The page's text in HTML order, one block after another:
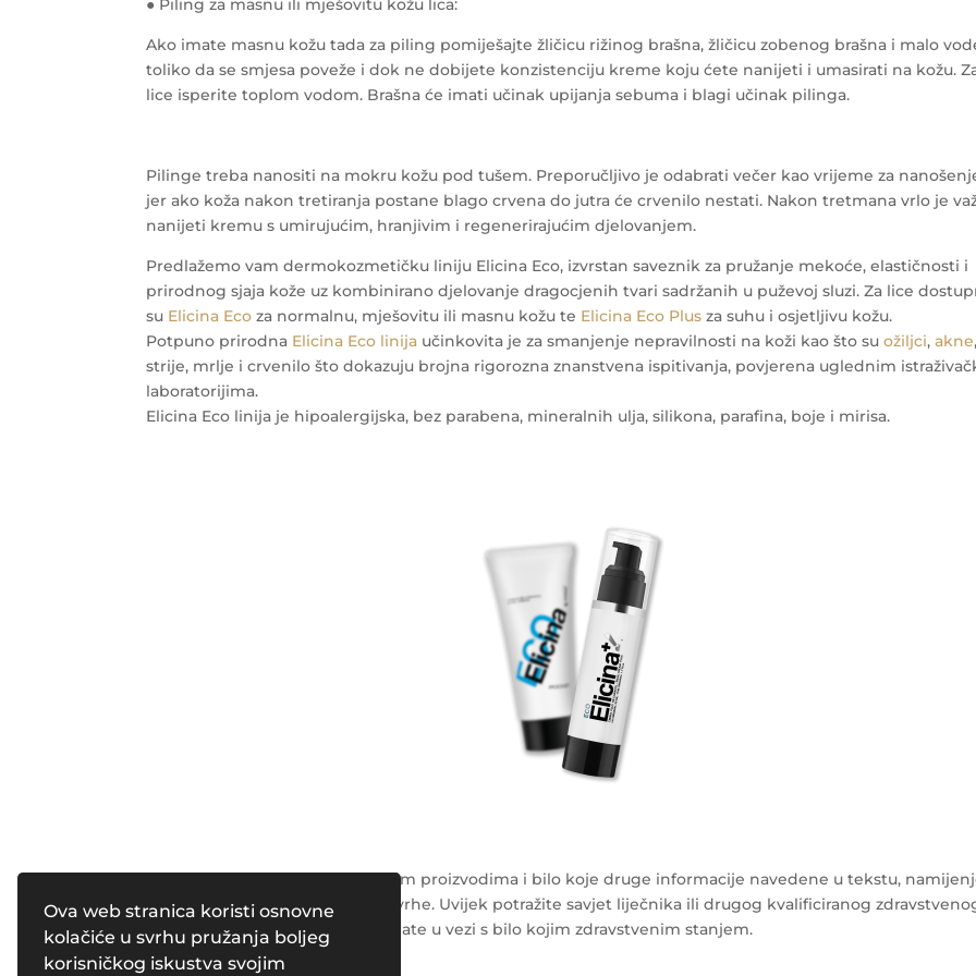
Ova web stranica koristi osnovne
kolačiće u svrhu pružanja boljeg
korisničkog iskustva svojim
● Piling za masnu ili mješovitu kožu lica:
Ako imate masnu kožu tada za piling pomiješajte žličicu rižinog brašna, žličicu zobenog brašna i malo
toliko da se smjesa poveže i dok ne dobijete konzistenciju kreme koju ćete nanijeti i umasirati na kožu.
lice isperite toplom vodom. Brašna će imati učinak upijanja sebuma i blagi učinak pilinga.
Pilinge treba nanositi na mokru kožu pod tušem. Preporučljivo je odabrati večer kao vrijeme za
jer ako koža nakon tretiranja postane blago crvena do jutra će crvenilo nestati. Nakon tretmana vrlo je
nanijeti kremu s umirujućim, hranjivim i regenerirajućim djelovanjem.
Predlažemo vam dermokozmetičku liniju Elicina Eco, izvrstan saveznik za pružanje mekoće, elastičnosti i
prirodnog sjaja kože uz kombinirano djelovanje dragocjenih tvari sadržanih u puževoj sluzi. Za lice
su Elicina Eco za normalnu, mješovitu ili masnu kožu te Elicina Eco Plus za suhu i osjetljivu kožu.
Potpuno prirodna Elicina Eco linija učinkovita je za smanjenje nepravilnosti na koži kao što suožiljci,akne,
strije, mrlje i crvenilo što dokazuju brojna rigorozna znanstvena ispitivanja, povjerena uglednim
laboratorijima.
Elicina Eco linija je hipoalergijska, bez parabena, mineralnih ulja, silikona, parafina, boje i mirisa.
Napomena: Podaci o kozmetičkim proizvodima i bilo koje druge informacije navedene u tekstu,
su isključivo u opće obrazovne svrhe. Uvijek potražite savjet liječnika ili drugog kvalificiranog
radnika o svim pitanjima koja imate u vezi s bilo kojim zdravstvenim stanjem.
Powered byPleasure Magazines